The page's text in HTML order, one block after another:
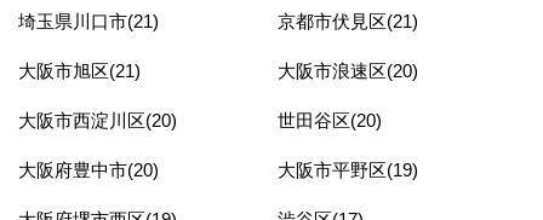
埼玉県川口市(21) 京都市伏見区(21)
大阪市旭区(21) 大阪市浪速区(20)
大阪市西淀川区(20) 世田谷区(20)
大阪府豊中市(20) 大阪市平野区(19)